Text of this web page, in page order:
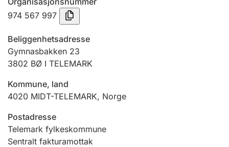
Tinglysing
Jeger
Betaling og jegeravgiftskort
Ektepaktveileder
Offentlig sektor
974 567 997
Beliggenhetsadresse
Gymnasbakken 23
3802 BØ I TELEMARK
Kommune, land
4020 MIDT-TELEMARK, Norge
Postadresse
Telemark fylkeskommune
Sentralt fakturamottak